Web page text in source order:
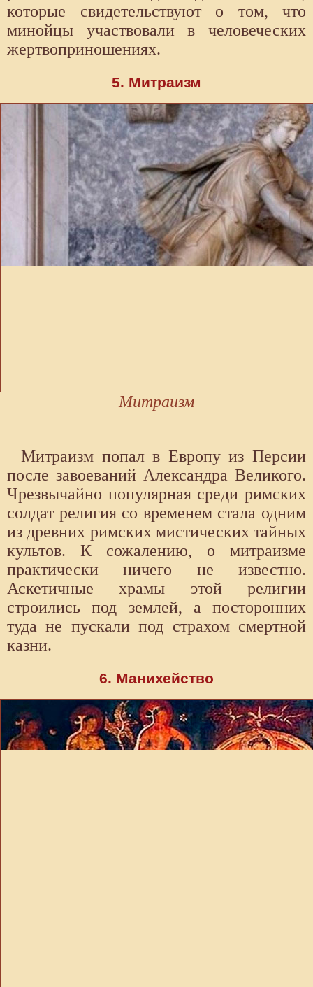
которые свидетельствуют о том, что
минойцы участвовали в человеческих
жертвоприношениях.
5. Митраизм
Митраизм
Митраизм попал в Европу из Персии
после завоеваний Александра Великого.
Чрезвычайно популярная среди римских
солдат религия со временем стала одним
из древних римских мистических тайных
культов. К сожалению, о митраизме
практически ничего не известно.
Аскетичные храмы этой религии
строились под землей, а посторонних
туда не пускали под страхом смертной
казни.
6. Манихейство